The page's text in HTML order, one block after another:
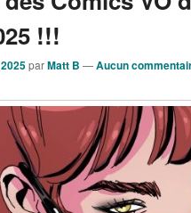
!!!
parMatt B —Aucun